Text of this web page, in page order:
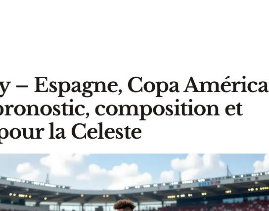
– Espagne, Copa América
composition et
la Celeste